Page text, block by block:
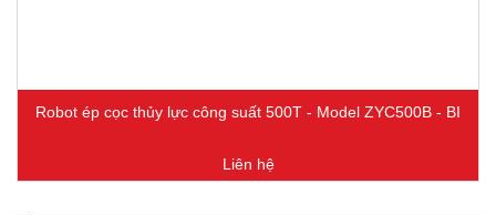
Robot ép cọc thủy lực công suất 500T - Model ZYC500B - BI
Liên hệ